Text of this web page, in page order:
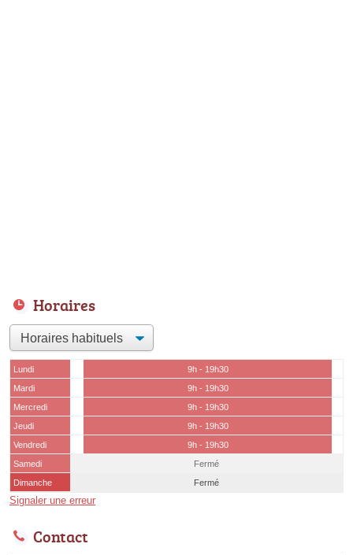
Horaires
Lundi
9h - 19h30
Mardi
9h - 19h30
Mercredi
9h - 19h30
Jeudi
9h - 19h30
Vendredi
9h - 19h30
Samedi
Fermé
Dimanche
Fermé
Signaler une erreur
Contact